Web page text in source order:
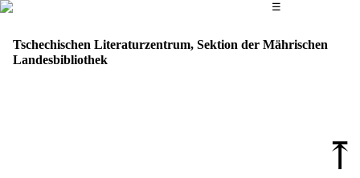
Das
☰
Tschechischen Literaturzentrum, Sektion der Mährischen
Landesbibliothek
⤒